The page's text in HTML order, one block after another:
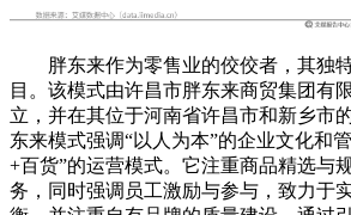
胖东来作为零售业的佼佼者，其独
目。该模式由许昌市胖东来商贸集团有
立，并在其位于河南省许昌市和新乡市
东来模式强调“以人为本”的企业文化和
+百货”的运营模式。它注重商品精选与
务，同时强调员工激励与参与，致力于